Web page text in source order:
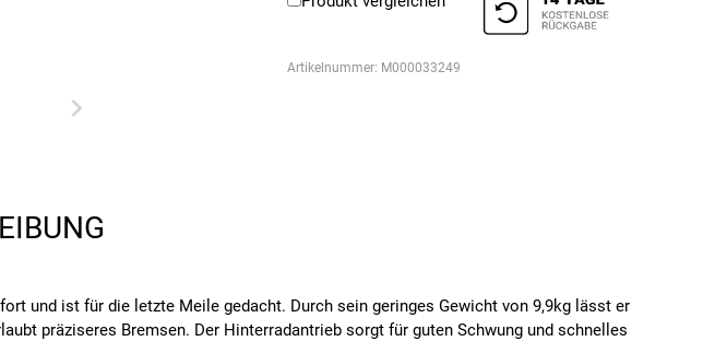
Artikelnummer: M000033249
und ist für die letzte Meile gedacht. Durch sein geringes Gewicht von 9,9kg lässt er
präziseres Bremsen. Der Hinterradantrieb sorgt für guten Schwung und schnelles